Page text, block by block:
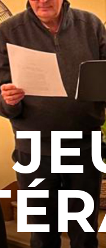
LES
Les
Les
LES
Les